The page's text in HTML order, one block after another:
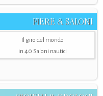
FIERE & SALONI
Il giro del mondo
in 40 Saloni nautici